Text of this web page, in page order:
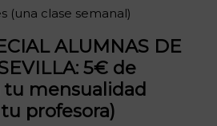
(una clase semanal)
ALUMNAS DE
5€ de
mensualidad
profesora)